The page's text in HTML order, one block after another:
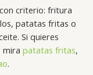
criterio: fritura
patatas fritas o
Si quieres
mira patatas fritas,
.